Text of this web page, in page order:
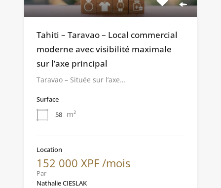
Tahiti – Taravao – Local commercial
moderne avec visibilité maximale
sur l’axe principal
Taravao – Située sur l’axe…
Surface
58 m²
Location
152 000 XPF /mois
Par
Nathalie CIESLAK